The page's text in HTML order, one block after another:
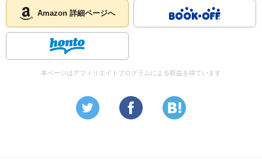
Amazon 詳細ページへ
本ページはアフィリエイトプログラムによる収益を得ています